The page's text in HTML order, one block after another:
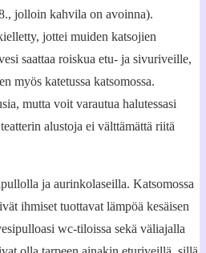
jolloin kahvila on avoinna).
jottei muiden katsojien
saattaa roiskua etu- ja sivuriveille,
myös katetussa katsomossa.
mutta voit varautua halutessasi
alustoja ei välttämättä riitä
ja aurinkolaseilla. Katsomossa
ihmiset tuottavat lämpöä kesäisen
wc-tiloissa sekä väliajalla